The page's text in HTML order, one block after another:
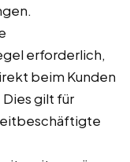
erforderlich,
beim Kunden
gilt für